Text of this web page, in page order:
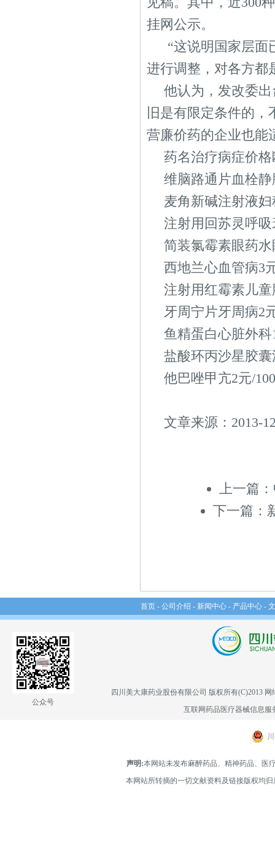
挂网公示。
“这说明国家层面
进行调整，对各方都
他认为，发改委
旧是有限定条件的
营廉价药的企业也能
药名治疗病症价
维脑路通片血栓静
麦角新碱注射液
注射用回苏灵呼
简装氯霉素眼药
西地兰心血管病3
注射用红霉素儿
牙周宁片牙周病2
鱼精蛋白心脏外科
盐酸环丙沙星胶
他巴唑甲亢2元/
文章来源：2013-
上一篇：
下一篇：
首页- 公司介绍 -新闻中心- 产品中心-
四川美大康药业股份有限公司 版权所有(C)2013 网
互联网药品医疗器械信息服
声明:本网站未发布麻醉药品、精神药品、医
本网站所转摘的一切文献资料及链接版权均归
公众号